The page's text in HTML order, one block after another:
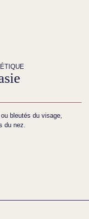
bleutés du visage,
du nez.